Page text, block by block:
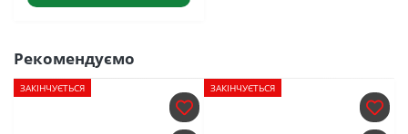
Рекомендуємо
ЗАКІНЧУЄТЬСЯ ЗАКІНЧУЄТЬСЯ